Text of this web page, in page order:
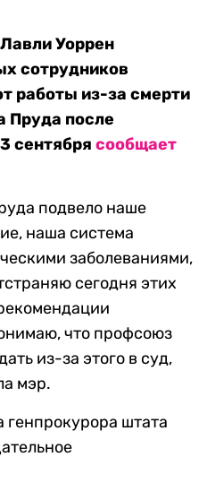
Уоррен
сотрудников
работы из-за смерти
Пруда после
сентября сообщает
подвело наше
наша система
заболеваниями,
сегодня этих
что профсоюз
из-за этого в суд,
мэр.
генпрокурора штата